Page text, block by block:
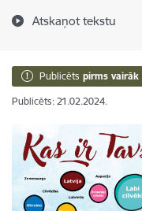
Atskaņot tekstu
Publicēts pirms vairāk
Publicēts: 21.02.2024.